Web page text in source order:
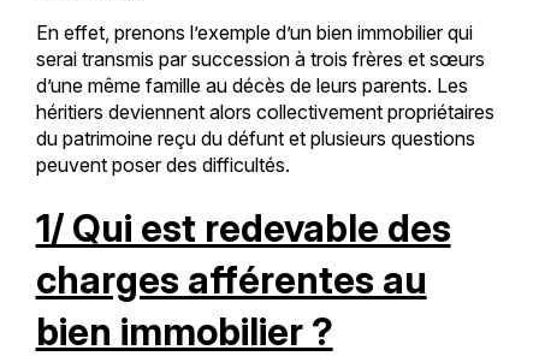
En effet, prenons l’exemple d’un bien immobilier qui
serai transmis par succession à trois frères et sœurs
d’une même famille au décès de leurs parents. Les
héritiers deviennent alors collectivement propriétaires
du patrimoine reçu du défunt et plusieurs questions
peuvent poser des difficultés.
1/ Qui est redevable des
charges afférentes au
bien immobilier ?